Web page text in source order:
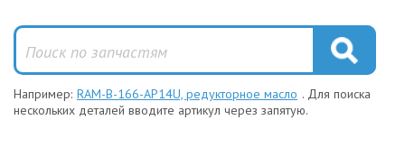
Например: RAM-B-166-AP14U, редукторное масло . Для поиска
нескольких деталей вводите артикул через запятую.